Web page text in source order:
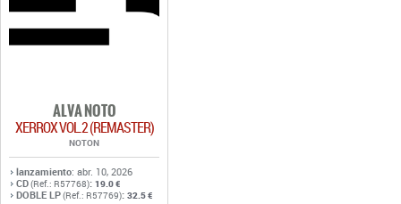
ALVA NOTO
XERROX VOL.2 (REMASTER)
NOTON
lanzamiento: abr. 10, 2026
CD(Ref.: R57768): 19.0 €
DOBLE LP(Ref.: R57769): 32.5 €